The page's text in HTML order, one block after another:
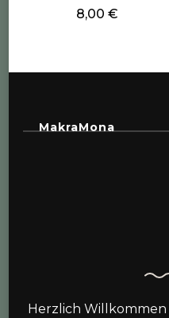
8,00€
MakraMona
Herzlich Willkommen